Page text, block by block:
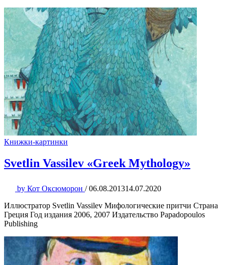
Книжки-картинки
Svetlin Vassilev «Greek Mythology»
by Кот Оксюморон / 06.08.201314.07.2020
Иллюстратор Svetlin Vassilev Мифологические притчи Страна
Греция Год издания 2006, 2007 Издательство Papadopoulos
Publishing